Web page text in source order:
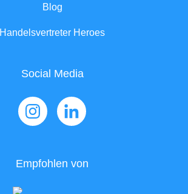
Blog
Handelsvertreter Heroes
Social Media
Empfohlen von